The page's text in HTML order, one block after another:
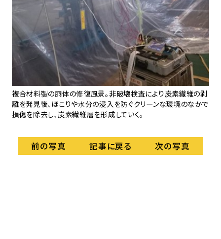
複合材料製の胴体の修復風景。非破壊検査により炭素繊維の剥
離を発見後、ほこりや水分の浸入を防ぐクリーンな環境のなかで
損傷を除去し、炭素繊維層を形成していく。
前の写真 記事に戻る 次の写真